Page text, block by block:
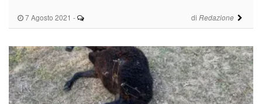
7 Agosto 2021 - di Redazione